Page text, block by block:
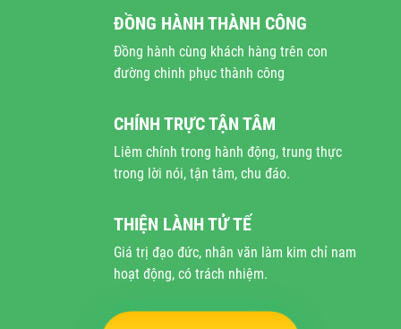
ĐỒNG HÀNH THÀNH CÔNG
Đồng hành cùng khách hàng trên con
đường chinh phục thành công
CHÍNH TRỰC TẬN TÂM
Liêm chính trong hành động, trung thực
trong lời nói, tận tâm, chu đáo.
THIỆN LÀNH TỬ TẾ
Giá trị đạo đức, nhân văn làm kim chỉ nam
hoạt động, có trách nhiệm.